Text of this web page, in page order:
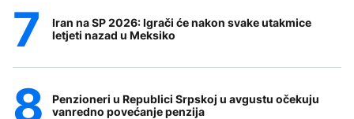
Iran na SP 2026: Igrači će nakon svake utakmice
letjeti nazad u Meksiko
Penzioneri u Republici Srpskoj u avgustu očekuju
vanredno povećanje penzija